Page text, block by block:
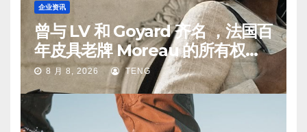
企业资讯
曾与 LV 和 Goyard 齐名 ，法国百
年皮具老牌 Moreau 的所有权易
手8 月 8, 2026 TENG